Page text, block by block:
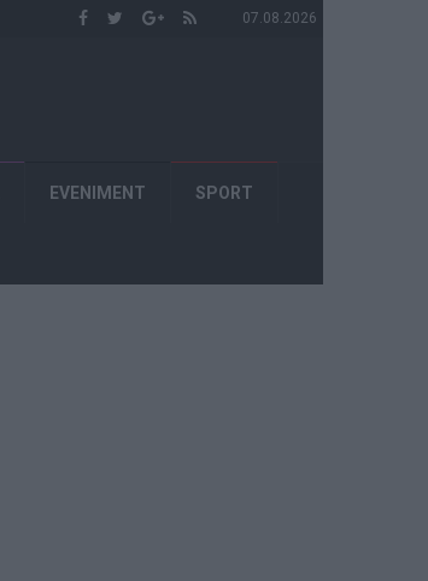
07.08.2026
EVENIMENT SPORT